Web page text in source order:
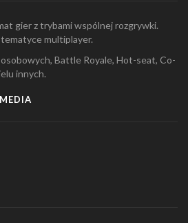
gier z trybami wspólnej rozgrywki.
multiplayer.
Battle Royale, Hot-seat, Co-
innych.